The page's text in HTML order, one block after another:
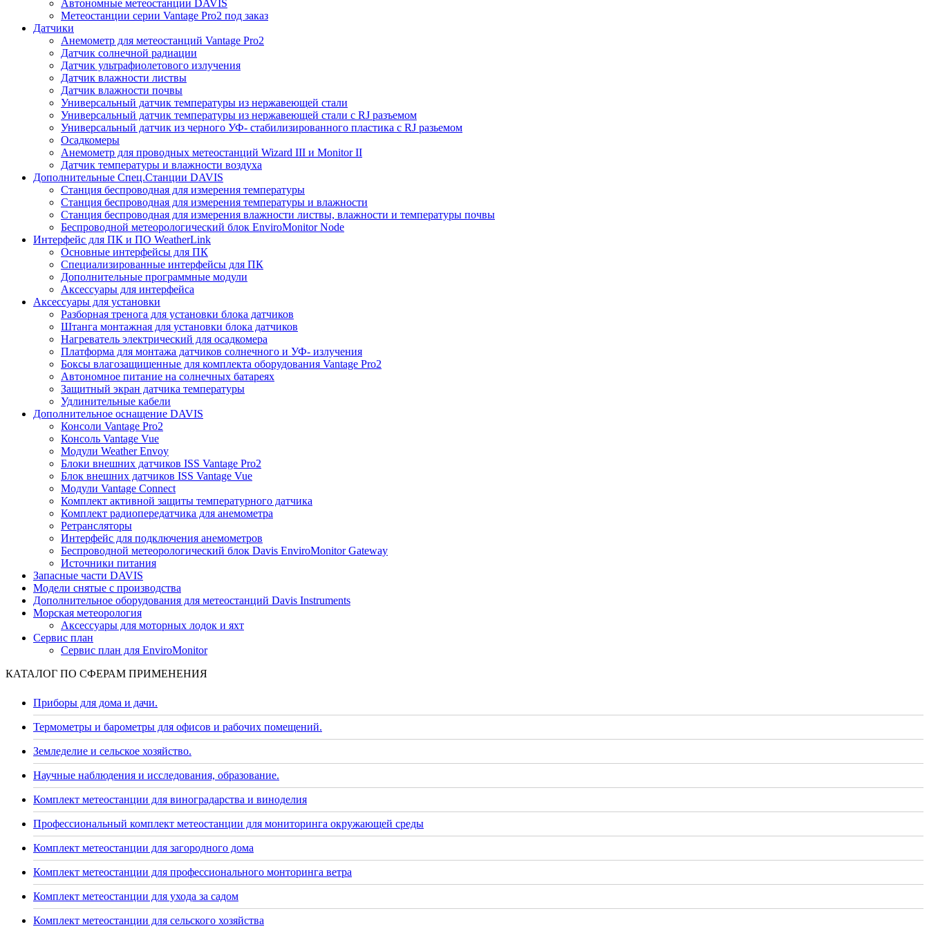
Автономные метеостанции DAVIS
Метеостанции серии Vantage Pro2 под заказ
Датчики
Анемометр для метеостанций Vantage Pro2
Датчик солнечной радиации
Датчик ультрафиолетового излучения
Датчик влажности листвы
Датчик влажности почвы
Универсальный датчик температуры из нержавеющей стали
Универсальный датчик температуры из нержавеющей стали с RJ разъемом
Универсальный датчик из черного УФ- стабилизированного пластика с RJ разьемом
Осадкомеры
Анемометр для проводных метеостанций Wizard III и Monitor II
Датчик температуры и влажности воздуха
Дополнительные Спец.Станции DAVIS
Станция беспроводная для измерения температуры
Станция беспроводная для измерения температуры и влажности
Станция беспроводная для измерения влажности листвы, влажности и температуры почвы
Беспроводной метеорологический блок EnviroMonitor Node
Интерфейс для ПК и ПО WeatherLink
Основные интерфейсы для ПК
Специализированные интерфейсы для ПК
Дополнительные программные модули
Аксессуары для интерфейса
Аксессуары для установки
Разборная тренога для установки блока датчиков
Штанга монтажная для установки блока датчиков
Нагреватель электрический для осадкомера
Платформа для монтажа датчиков солнечного и УФ- излучения
Боксы влагозащищенные для комплекта оборудования Vantage Pro2
Автономное питание на солнечных батареях
Защитный экран датчика температуры
Удлинительные кабели
Дополнительное оснащение DAVIS
Консоли Vantage Pro2
Консоль Vantage Vue
Модули Weather Envoy
Блоки внешних датчиков ISS Vantage Pro2
Блок внешних датчиков ISS Vantage Vue
Модули Vantage Connect
Комплект активной защиты температурного датчика
Комплект радиопередатчика для анемометра
Ретрансляторы
Интерфейс для подключения анемометров
Беспроводной метеорологический блок Davis EnviroMonitor Gateway
Источники питания
Запасные части DAVIS
Модели снятые с производства
Дополнительное оборудования для метеостанций Davis Instruments
Морская метеорология
Аксессуары для моторных лодок и яхт
Сервис план
Сервис план для EnviroMonitor
КАТАЛОГ ПО СФЕРАМ ПРИМЕНЕНИЯ
Приборы для дома и дачи.
Термометры и барометры для офисов и рабочих помещений.
Земледелие и сельское хозяйство.
Научные наблюдения и исследования, образование.
Комплект метеостанции для виноградарства и виноделия
Профессиональный комплект метеостанции для мониторинга окружающей среды
Комплект метеостанции для загородного дома
Комплект метеостанции для профессионального монторинга ветра
Комплект метеостанции для ухода за садом
Комплект метеостанции для сельского хозяйства